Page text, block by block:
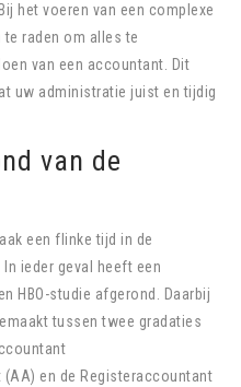
het voeren van een complexe
raden om alles te
van een accountant. Dit
uw administratie juist en tijdig
van de
een flinke tijd in de
ieder geval heeft een
HBO-studie afgerond. Daarbij
tussen twee gradaties
en de Registeraccountant